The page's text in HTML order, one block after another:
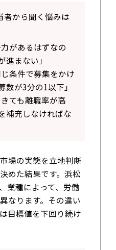
者から聞く悩みは
力があるはずなの
進まない」
じ条件で募集をかけ
数が3分の1以下」
きても離職率が高
補充しなければな
場の実態を立地判断
めた結果です。浜松
業種によって、労働
なります。その違い
目標値を下回り続け